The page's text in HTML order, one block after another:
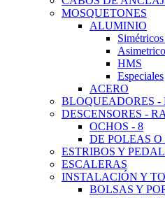
MOSQUETONES
ALUMINIO
HMS
Especiales
ACERO
BLOQUEADORES -
DESCENSORES -
OCHOS - 8
DE POLEAS
ESTRIBOS Y
ESCALERAS
INSTALACIÓN Y
BOLSAS Y